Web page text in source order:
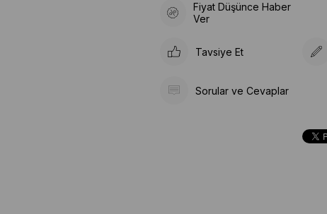
Fiyat Düşünce Haber
Ver
Tavsiye Et
Sorular ve Cevaplar